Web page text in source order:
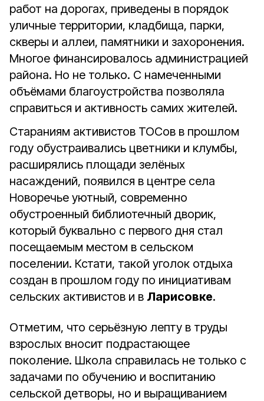
работ на дорогах, приведены в порядок
уличные территории, кладбища, парки,
скверы и аллеи, памятники и захоронения.
Многое финансировалось администрацией
района. Но не только. С намеченными
объёмами благоустройства позволяла
справиться и активность самих жителей.
Стараниям активистов ТОСов в прошлом
году обустраивались цветники и клумбы,
расширялись площади зелёных
насаждений, появился в центре села
Новоречье уютный, современно
обустроенный библиотечный дворик,
который буквально с первого дня стал
посещаемым местом в сельском
поселении. Кстати, такой уголок отдыха
создан в прошлом году по инициативам
сельских активистов и в Ларисовке.
Отметим, что серьёзную лепту в труды
взрослых вносит подрастающее
поколение. Школа справилась не только с
задачами по обучению и воспитанию
сельской детворы, но и выращиванием